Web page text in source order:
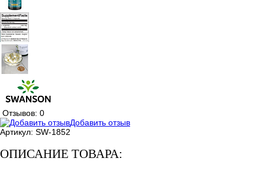
Отзывов: 0
Добавить отзыв
Артикул: SW-1852
ОПИСАНИЕ ТОВАРА: